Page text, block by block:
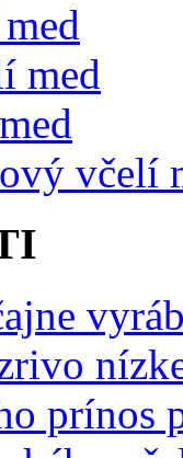
med
včelí
prínos